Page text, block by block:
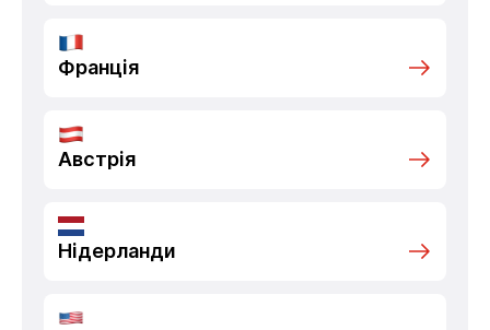
Франція
Австрія
Нідерланди